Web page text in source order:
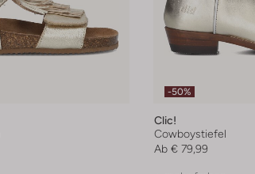
-50%
Clic!
Cowboystiefel
Ab € 79,99